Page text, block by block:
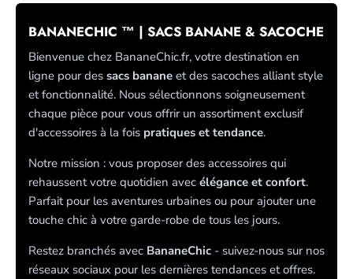
BANANECHIC ™ | SACS BANANE & SACOCHE
Bienvenue chez BananeChic.fr, votre destination en
ligne pour des sacs banane et des sacoches alliant style
et fonctionnalité. Nous sélectionnons soigneusement
chaque pièce pour vous offrir un assortiment exclusif
d'accessoires à la fois pratiques et tendance.
Notre mission : vous proposer des accessoires qui
rehaussent votre quotidien avec élégance et confort.
Parfait pour les aventures urbaines ou pour ajouter une
touche chic à votre garde-robe de tous les jours.
Restez branchés avec BananeChic - suivez-nous sur nos
réseaux sociaux pour les dernières tendances et offres.